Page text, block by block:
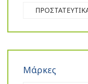
Μάρκες